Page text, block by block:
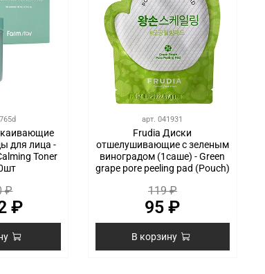
для лица -
Toner
₽
₽
арт.041931
Frudia Диски
отшелушивающие с зеленым
виноградом (1саше) - Green
grape pore peeling pad (Pouch)
119 ₽
95 ₽
В корзину